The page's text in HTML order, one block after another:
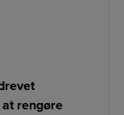
rengøre